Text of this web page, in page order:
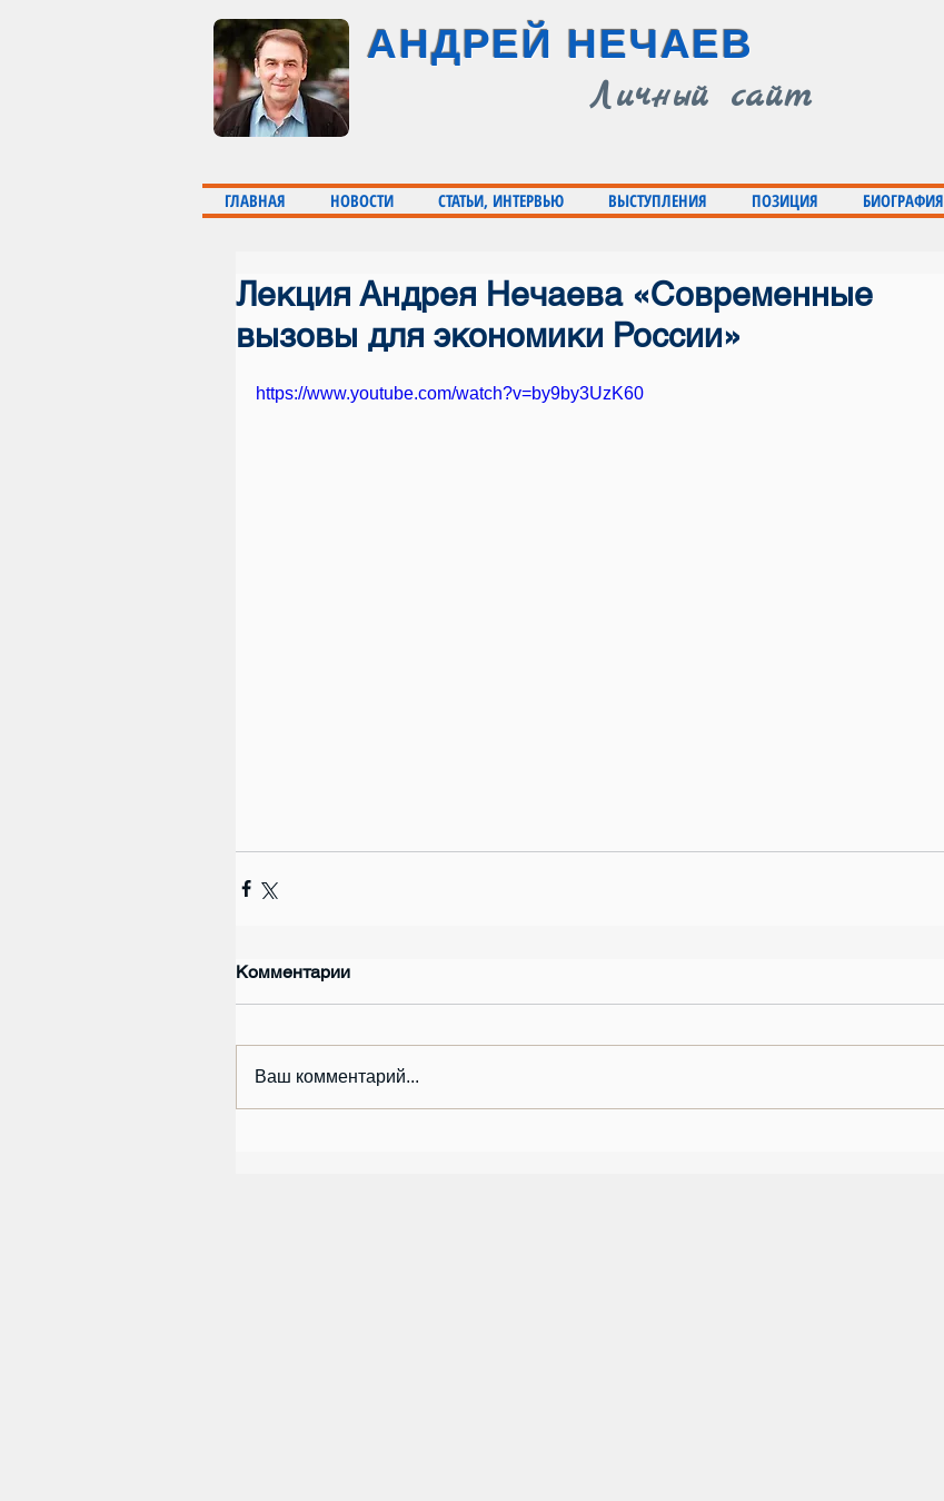
АНДРЕЙ НЕЧАЕВ
Личный сайт
ГЛАВНАЯ НОВОСТИ СТАТЬИ, ИНТЕРВЬЮ ВЫСТУПЛЕНИЯ ПОЗИЦИЯ БИОГРАФИЯ
Лекция Андрея Нечаева «Современные
вызовы для экономики России»
https://www.youtube.com/watch?v=by9by3UzK60
Комментарии
Ваш комментарий...